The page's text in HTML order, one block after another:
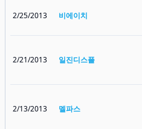
2/25/2013 비에이치
2/21/2013 일진디스플
2/13/2013 멜파스